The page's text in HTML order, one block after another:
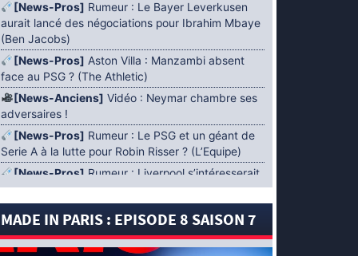
[News-Pros] Rumeur : Le Bayer Leverkusen
aurait lancé des négociations pour Ibrahim Mbaye
(Ben Jacobs)
[News-Pros] Aston Villa : Manzambi absent
face au PSG ? (The Athletic)
[News-Anciens] Vidéo : Neymar chambre ses
adversaires !
[News-Pros] Rumeur : Le PSG et un géant de
Serie A à la lutte pour Robin Risser ? (L’Equipe)
[News-Pros] Rumeur : Liverpool s’intéresserait
à Ibrahim Mbaye en plus de Bradley Barcola
(Fabrizio Romano)
[News-Pros]Rumeur : Accord contractuel
trouvé entre le PSG et Mika Godts (Fabrizio
MADE IN PARIS : EPISODE 8 SAISON 7